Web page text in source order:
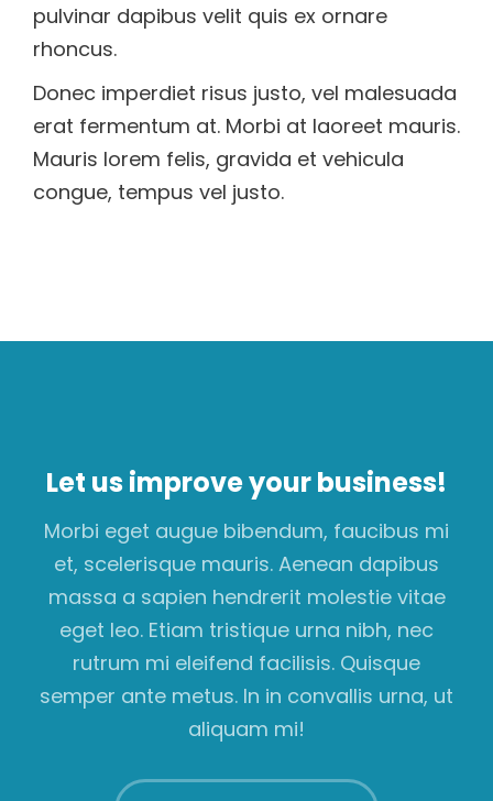
pulvinar dapibus velit quis ex ornare
rhoncus.
Donec imperdiet risus justo, vel malesuada
erat fermentum at. Morbi at laoreet mauris.
Mauris lorem felis, gravida et vehicula
congue, tempus vel justo.
Let us improve your business!
Morbi eget augue bibendum, faucibus mi
et, scelerisque mauris. Aenean dapibus
massa a sapien hendrerit molestie vitae
eget leo. Etiam tristique urna nibh, nec
rutrum mi eleifend facilisis. Quisque
semper ante metus. In in convallis urna, ut
aliquam mi!